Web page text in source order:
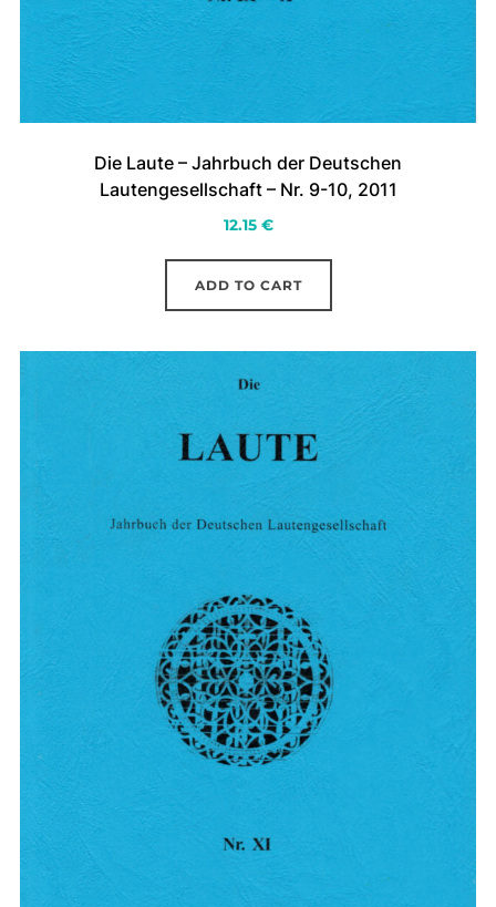
Die Laute – Jahrbuch der Deutschen
Lautengesellschaft – Nr. 9-10, 2011
12.15 €
ADD TO CART